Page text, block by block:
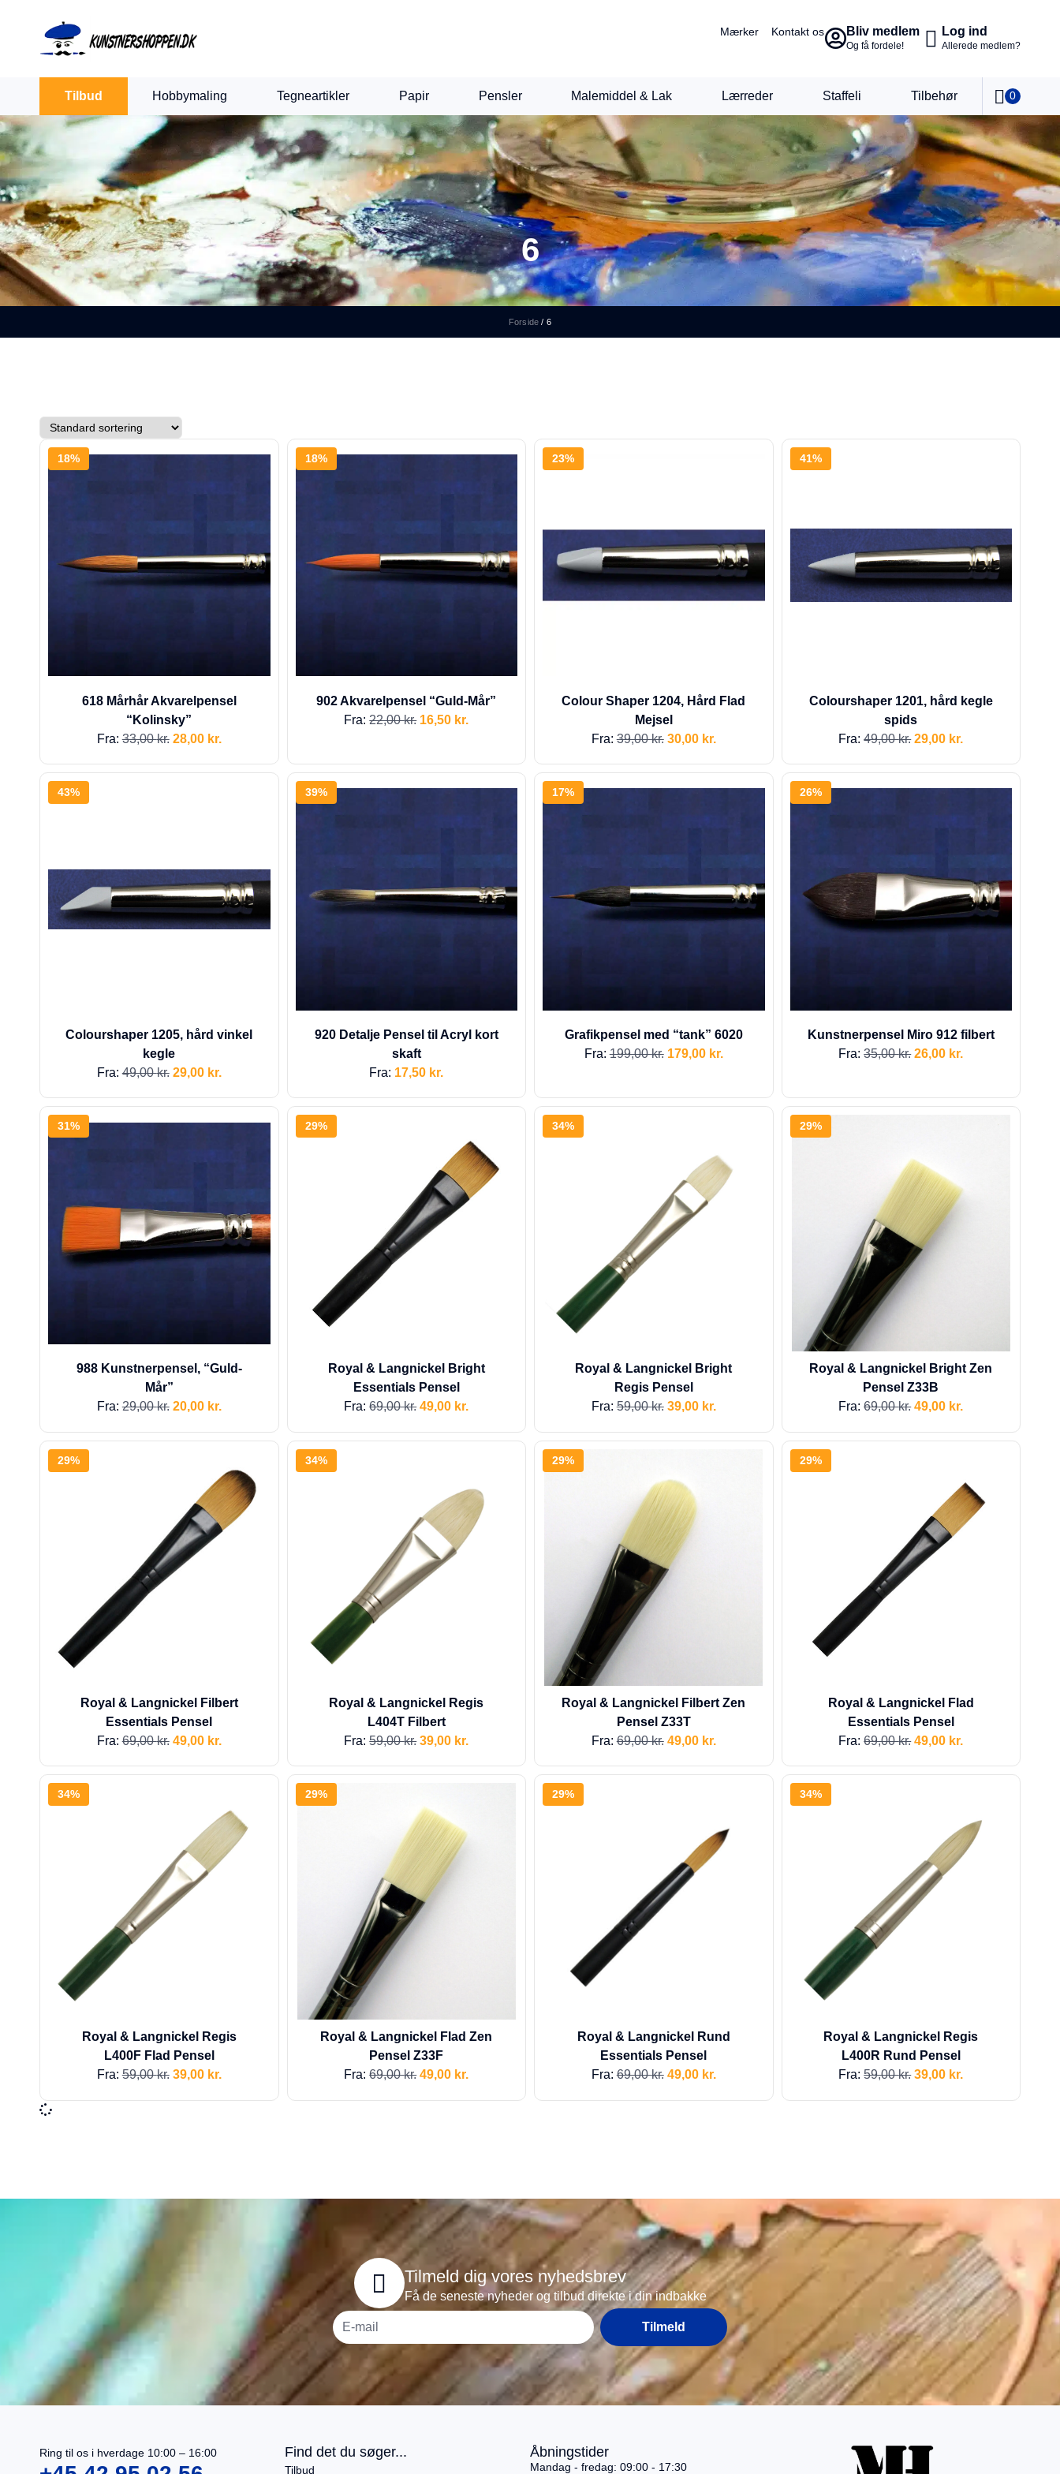
Mærker Kontakt os Bliv medlem
Og få fordele!
Log ind
Allerede medlem?
Tilbud Hobbymaling Tegneartikler Papir Pensler Malemiddel & Lak Lærreder Staffeli Tilbehør 0
Indkøbskurv
Din kurv er tom.
I alt 0,00
Køb for 499,00 mere for gratis fragt
Se kurv
6
Forside / 6
18%
618 Mårhår Akvarelpensel
“Kolinsky”
Fra:33,00kr. 28,00 kr.
18%
902 Akvarelpensel “Guld-Mår”
Fra:22,00kr. 16,50 kr.
23%
Colour Shaper 1204, Hård Flad
Mejsel
Fra:39,00kr. 30,00 kr.
41%
Colourshaper 1201, hård kegle
spids
Fra:49,00kr. 29,00 kr.
43%
Colourshaper 1205, hård vinkel
kegle
Fra:49,00kr. 29,00 kr.
39%
920 Detalje Pensel til Acryl kort
skaft
Fra: 17,50 kr.
17%
Grafikpensel med “tank” 6020
Fra:199,00kr. 179,00 kr.
26%
Kunstnerpensel Miro 912 filbert
Fra:35,00kr. 26,00 kr.
31%
988 Kunstnerpensel, “Guld-
Mår”
Fra:29,00kr. 20,00 kr.
29%
Royal & Langnickel Bright
Essentials Pensel
Fra:69,00kr. 49,00 kr.
34%
Royal & Langnickel Bright
Regis Pensel
Fra:59,00kr. 39,00 kr.
29%
Royal & Langnickel Bright Zen
Pensel Z33B
Fra:69,00kr. 49,00 kr.
29%
Royal & Langnickel Filbert
Essentials Pensel
Fra:69,00kr. 49,00 kr.
34%
Royal & Langnickel Regis
L404T Filbert
Fra:59,00kr. 39,00 kr.
29%
Royal & Langnickel Filbert Zen
Pensel Z33T
Fra:69,00kr. 49,00 kr.
29%
Royal & Langnickel Flad
Essentials Pensel
Fra:69,00kr. 49,00 kr.
34%
Royal & Langnickel Regis
L400F Flad Pensel
Fra:59,00kr. 39,00 kr.
29%
Royal & Langnickel Flad Zen
Pensel Z33F
Fra:69,00kr. 49,00 kr.
29%
Royal & Langnickel Rund
Essentials Pensel
Fra:69,00kr. 49,00 kr.
34%
Royal & Langnickel Regis
L400R Rund Pensel
Fra:59,00kr. 39,00 kr.
Tilmeld dig vores nyhedsbrev
Få de seneste nyheder og tilbud direkte i din indbakke
Tilmeld
Ring til os i hverdage 10:00 – 16:00 Find det du søger...
Tilbud
Åbningstider
Mandag - fredag: 09:00 - 17:30